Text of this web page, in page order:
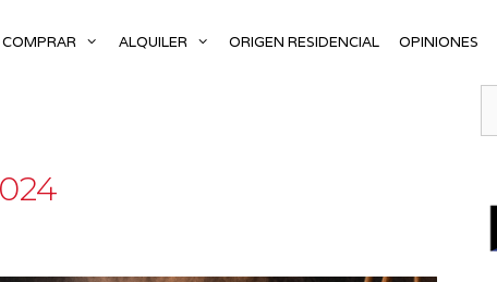
COMPRAR ALQUILER ORIGEN RESIDENCIAL OPINIONES